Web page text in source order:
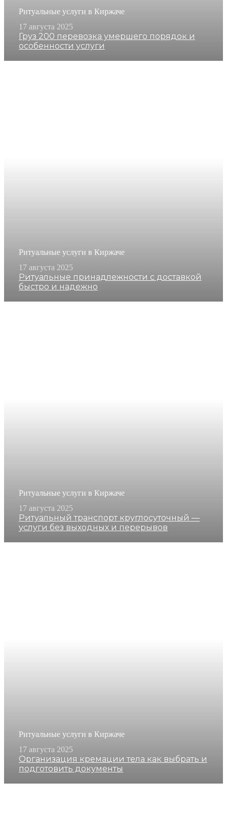
Ритуальные услуги в Киржаче
17 августа 2025
Груз 200 перевозка умершего порядок и
особенности услуги
Ритуальные услуги в Киржаче
17 августа 2025
Ритуальные принадлежности с доставкой
быстро и надежно
Ритуальные услуги в Киржаче
17 августа 2025
Ритуальный транспорт круглосуточный —
услуги без выходных и перерывов
Ритуальные услуги в Киржаче
17 августа 2025
Организация кремации тела как выбрать и
подготовить документы